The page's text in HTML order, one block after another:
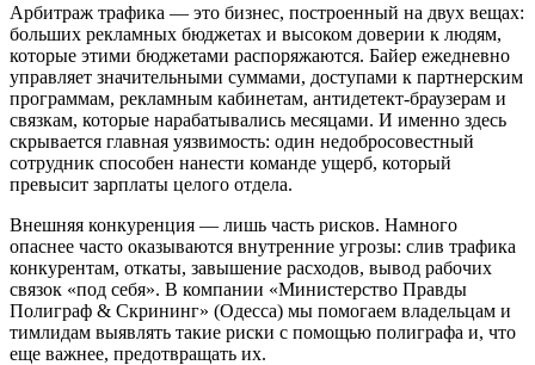
Арбитраж трафика — это бизнес, построенный на двух вещах:
больших рекламных бюджетах и высоком доверии к людям,
которые этими бюджетами распоряжаются. Байер ежедневно
управляет значительными суммами, доступами к партнерским
программам, рекламным кабинетам, антидетект-браузерам и
связкам, которые нарабатывались месяцами. И именно здесь
скрывается главная уязвимость: один недобросовестный
сотрудник способен нанести команде ущерб, который
превысит зарплаты целого отдела.
Внешняя конкуренция — лишь часть рисков. Намного
опаснее часто оказываются внутренние угрозы: слив трафика
конкурентам, откаты, завышение расходов, вывод рабочих
связок «под себя». В компании «Министерство Правды
Полиграф & Скрининг» (Одесса) мы помогаем владельцам и
тимлидам выявлять такие риски с помощью полиграфа и, что
еще важнее, предотвращать их.